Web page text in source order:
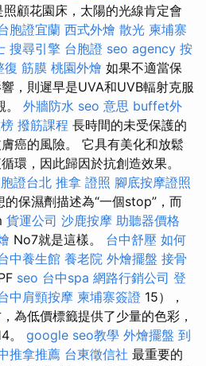
顧花園床，太陽的光線肯定會
胞證宜蘭 西式外燴 散光 柬埔寨
搜尋引擎 台胞證 seo agency 按
復 筋膜 桃園外燴 如果不適當保
，則遲早是UVA和UVB輻射克服
外牆防水 seo 意思 buffet外
撥筋課程 長時間的未受保護的
癌的風險。 它具有美化和放鬆
環，因此歸因於抗創造效果。
證台北 推拿 證照 腳底按摩證照
的保濕劑描述為“一個stop”，而
貨運公司 沙鹿按摩 助聽器價格
No7就是這樣。 台中舒壓 如何
中養生館 養老院 外燴擺盤 接骨
seo 台中spa 網路行銷公司 登
中肩頸按摩 柬埔寨簽證 15），
為低價標籤提供了少量的色彩，
。 google seo教學 外燴擺盤 到
推拿推薦 台東徵信社 最重要的